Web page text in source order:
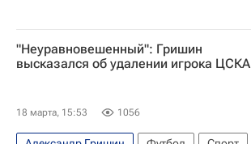
"Неуравновешенный": Гришин
высказался об удалении игрока ЦСКА
18 марта, 15:53 1056